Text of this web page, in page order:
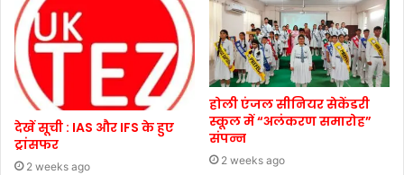
देखें सूची : IAS और IFS के हुए
ट्रांसफर
2 weeks ago
होली एंजल सीनियर सेकेंडरी
स्कूल में “अलंकरण समारोह”
संपन्न
2 weeks ago